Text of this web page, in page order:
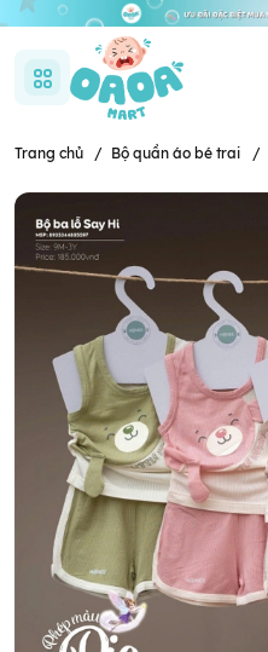
Trang chủ / Bộ quần áo bé trai /